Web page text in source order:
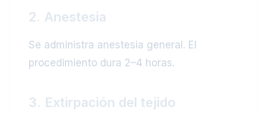
2. Anestesia
Se administra anestesia general. El
procedimiento dura 2–4 horas.
3. Extirpación del tejido